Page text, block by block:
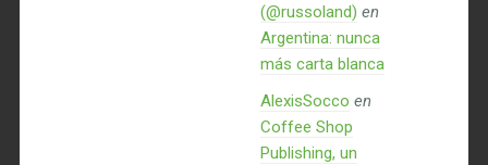
(@russoland) en
Argentina: nunca
más carta blanca
AlexisSocco en
Coffee Shop
Publishing, un